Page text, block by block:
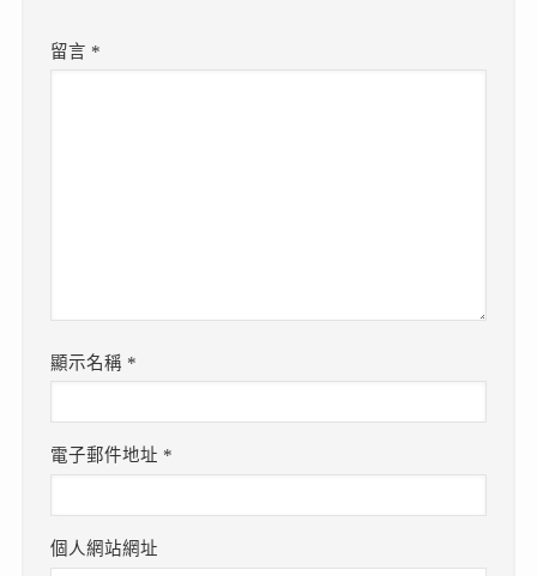
留言 *
顯示名稱 *
電子郵件地址 *
個人網站網址